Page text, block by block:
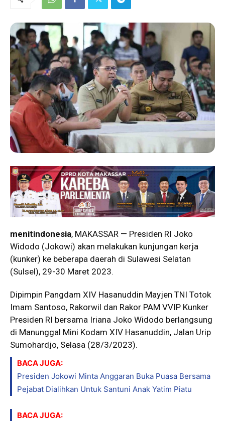
menitindonesia, MAKASSAR — Presiden RI Joko
Widodo (Jokowi) akan melakukan kunjungan kerja
(kunker) ke beberapa daerah di Sulawesi Selatan
(Sulsel), 29-30 Maret 2023.
Dipimpin Pangdam XIV Hasanuddin Mayjen TNI Totok
Imam Santoso, Rakorwil dan Rakor PAM VVIP Kunker
Presiden RI bersama Iriana Joko Widodo berlangsung
di Manunggal Mini Kodam XIV Hasanuddin, Jalan Urip
Sumohardjo, Selasa (28/3/2023).
BACA JUGA:
Presiden Jokowi Minta Anggaran Buka Puasa Bersama
Pejabat Dialihkan Untuk Santuni Anak Yatim Piatu
BACA JUGA: